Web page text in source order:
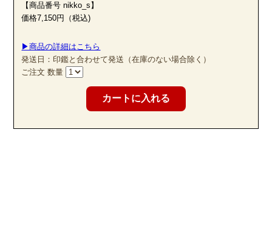
【商品番号 nikko_s】
価格7,150円（税込)
▶商品の詳細はこちら
発送日：印鑑と合わせて発送（在庫のない場合除く）
ご注文 数量